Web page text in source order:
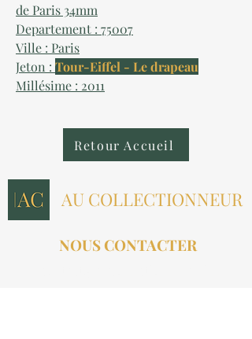
de Paris 34mm
Departement : 75007
Ville : Paris
Jeton : Tour-Eiffel - Le drapeau
Millésime : 2011
Retour Accueil
AU COLLECTIONNEUR
NOUS CONTACTER